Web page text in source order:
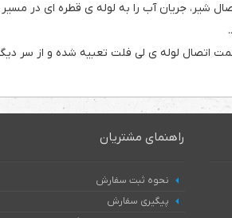
شیر، جریان آب را به لوله ی قطره ای در
لوله ی لی فلت تعبیه شده و از سر
راهنمای مشتریان
نحوه ثبت سفارش
پیگیری سفارش